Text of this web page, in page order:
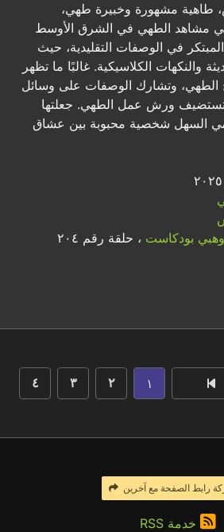
طاهية مشهورة وخبيرة طهي،
مشاهد الطهي في الشرق الأوسط
في الوصفات التقليدية، حيث
والنكهات الكلاسيكية. غالبًا ما تظهر
الطهي، وتشارك الوصفات على وسائل
وتستضيف ورش عمل الطهي. جعلتها
السهل شخصية محبوبة بين عشاق
بودكاست ، حلقة رقم ٢٠٤
١ ٢ ٣ ٤
رابط الصفحة مع آخرين
خدمة RSS